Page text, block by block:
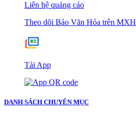
Liên hệ quảng cáo
Theo dõi Báo Văn Hóa trên MXH
Tải App
DANH SÁCH CHUYÊN MỤC